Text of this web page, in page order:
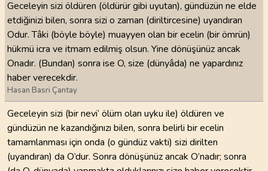
Geceleyin sizi öldüren (öldürür gibi uyutan), gündüzün ne elde
etdiğinizi bilen, sonra sizi o zaman (diriltircesine) uyandıran
Odur. Tâki (böyle böyle) muayyen olan bir ecelin (bir ömrün)
hükmü icra ve itmam edilmiş olsun. Yine dönüşünüz ancak
Onadır. (Bundan) sonra ise O, size (dünyâda) ne yapardınız
haber verecekdir.
Hasan Basri Çantay
Geceleyin sizi (bir nevi‘ ölüm olan uyku ile) öldüren ve
gündüzün ne kazandığınızı bilen, sonra belirli bir ecelin
tamamlanması için onda (o gündüz vakti) sizi dirilten
(uyandıran) da O’dur. Sonra dönüşünüz ancak O’nadır; sonra